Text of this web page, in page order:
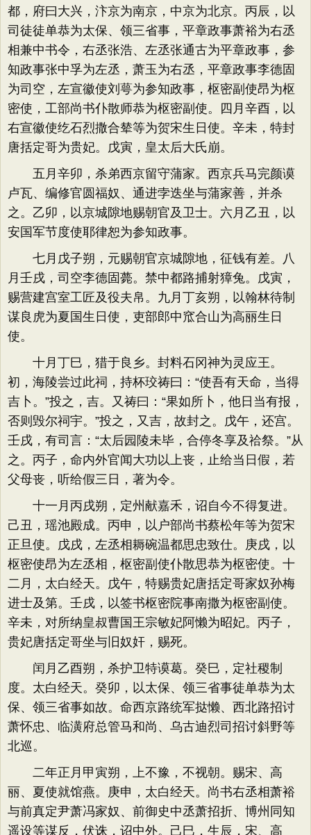
都，府曰大兴，汴京为南京，中京为北京。丙辰，以
司徒徒单恭为太保、领三省事，平章政事萧裕为右丞
相兼中书令，右丞张浩、左丞张通古为平章政事，参
知政事张中孚为左丞，萧玉为右丞，平章政事李德固
为司空，左宣徽使刘萼为参知政事，枢密副使昂为枢
密使，工部尚书仆散师恭为枢密副使。四月辛酉，以
右宣徽使纥石烈撒合辇等为贺宋生日使。辛未，特封
唐括定哥为贵妃。戊寅，皇太后大氏崩。
五月辛卯，杀弟西京留守蒲家。西京兵马完颜谟
卢瓦、编修官圆福奴、通进孛迭坐与蒲家善，并杀
之。乙卯，以京城隙地赐朝官及卫士。六月乙丑，以
安国军节度使耶律恕为参知政事。
七月戊子朔，元赐朝官京城隙地，征钱有差。八
月壬戌，司空李德固薨。禁中都路捕射獐兔。戊寅，
赐营建宫室工匠及役夫帛。九月丁亥朔，以翰林待制
谋良虎为夏国生日使，吏部郎中窊合山为高丽生日
使。
十月丁巳，猎于良乡。封料石冈神为灵应王。
初，海陵尝过此祠，持杯珓祷曰：“使吾有天命，当得
吉卜。”投之，吉。又祷曰：“果如所卜，他日当有报，
否则毁尔祠宇。”投之，又吉，故封之。戊午，还宫。
壬戌，有司言：“太后园陵未毕，合停冬享及祫祭。”从
之。丙子，命内外官闻大功以上丧，止给当日假，若
父母丧，听给假三日，著为令。
十一月丙戌朔，定州献嘉禾，诏自今不得复进。
己丑，瑶池殿成。丙申，以户部尚书蔡松年等为贺宋
正旦使。戊戌，左丞相耨碗温都思忠致仕。庚戌，以
枢密使昂为左丞相，枢密副使仆散思恭为枢密使。十
二月，太白经天。戊午，特赐贵妃唐括定哥家奴孙梅
进士及第。壬戌，以签书枢密院事南撒为枢密副使。
辛未，对所纳皇叔曹国王宗敏妃阿懒为昭妃。丙子，
贵妃唐括定哥坐与旧奴奸，赐死。
闰月乙酉朔，杀护卫特谟葛。癸巳，定社稷制
度。太白经天。癸卯，以太保、领三省事徒单恭为太
保、领三省事如故。命西京路统军挞懒、西北路招讨
萧怀忠、临潢府总管马和尚、乌古迪烈司招讨斜野等
北巡。
二年正月甲寅朔，上不豫，不视朝。赐宋、高
丽、夏使就馆燕。庚申，太白经天。尚书右丞相萧裕
与前真定尹萧冯家奴、前御史中丞萧招折、博州同知
遥设等谋反，伏诛，诏中外。己巳，生辰，宋、高